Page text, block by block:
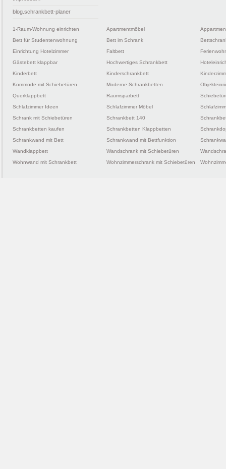
blog.schrankbett-planer
1-Raum-Wohnung einrichten Apartmentmöbel
Bett für Studentenwohnung
Bett im Schrank
Einrichtung Hotelzimmer
Faltbett
Gästebett klappbar
Hochwertiges Schrankbett
Kinderbett
Kinderschrankbett
Kommode mit Schiebetüren
Moderne Schrankbetten
Querklappbett
Raumsparbett
Schlafzimmer Ideen
Schlafzimmer Möbel
Schrank mit Schiebetüren
Schrankbett 140
Schrankbetten kaufen
Schrankbetten Klappbetten
Schrankwand mit Bett
Schrankwand mit Bettfunktion
Wandklappbett
Wandschrank mit Schiebetüren
Wohnwand mit Schrankbett
Wohnzimmerschrank mit Schiebetüren